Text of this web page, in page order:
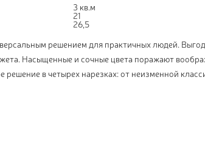
3 кв.м
21
26,5
решением для практичных людей.
Насыщенные и сочные цвета поражают
решение в четырех нарезках: от неизменной